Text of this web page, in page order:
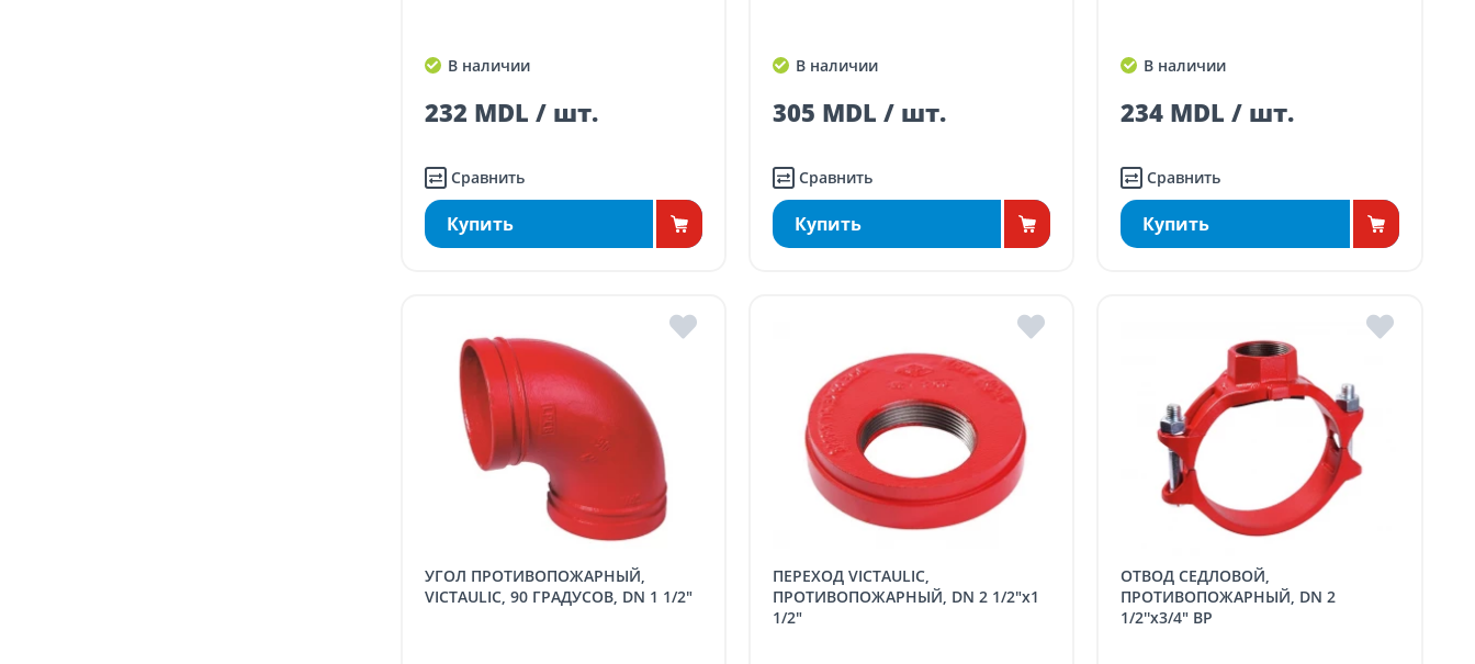
В наличии
232 MDL / шт.
Сравнить
Купить
В наличии
305 MDL / шт.
Сравнить
Купить
В наличии
234 MDL / шт.
Сравнить
Купить
УГОЛ ПРОТИВОПОЖАРНЫЙ,
VICTAULIC, 90 ГРАДУСОВ, DN 1 1/2"
ПЕРЕХОД VICTAULIC,
ПРОТИВОПОЖАРНЫЙ, DN 2 1/2"x1
1/2"
ОТВОД СЕДЛОВОЙ,
ПРОТИВОПОЖАРНЫЙ, DN 2
1/2''x3/4" ВР